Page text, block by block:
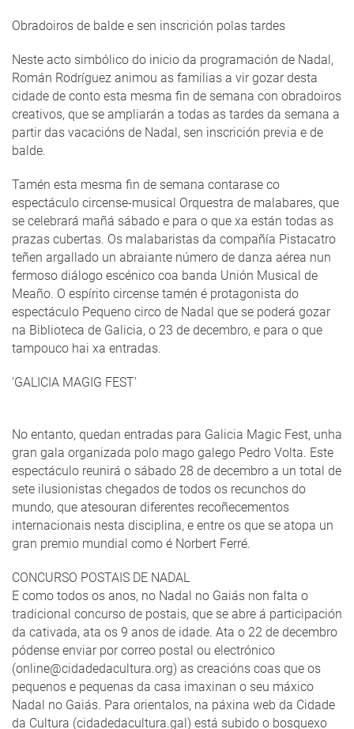
Obradoiros de balde e sen inscrición polas tardes
Neste acto simbólico do inicio da programación de Nadal,
Román Rodríguez animou as familias a vir gozar desta
cidade de conto esta mesma fin de semana con obradoiros
creativos, que se ampliarán a todas as tardes da semana a
partir das vacacións de Nadal, sen inscrición previa e de
balde.
Tamén esta mesma fin de semana contarase co
espectáculo circense-musical Orquestra de malabares, que
se celebrará mañá sábado e para o que xa están todas as
prazas cubertas. Os malabaristas da compañía Pistacatro
teñen argallado un abraiante número de danza aérea nun
fermoso diálogo escénico coa banda Unión Musical de
Meaño. O espírito circense tamén é protagonista do
espectáculo Pequeno circo de Nadal que se poderá gozar
na Biblioteca de Galicia, o 23 de decembro, e para o que
tampouco hai xa entradas.
‘GALICIA MAGIG FEST’
No entanto, quedan entradas para Galicia Magic Fest, unha
gran gala organizada polo mago galego Pedro Volta. Este
espectáculo reunirá o sábado 28 de decembro a un total de
sete ilusionistas chegados de todos os recunchos do
mundo, que atesouran diferentes recoñecementos
internacionais nesta disciplina, e entre os que se atopa un
gran premio mundial como é Norbert Ferré.
CONCURSO POSTAIS DE NADAL
E como todos os anos, no Nadal no Gaiás non falta o
tradicional concurso de postais, que se abre á participación
da cativada, ata os 9 anos de idade. Ata o 22 de decembro
pódense enviar por correo postal ou electrónico
(online@cidadedacultura.org) as creacións coas que os
pequenos e pequenas da casa imaxinan o seu máxico
Nadal no Gaiás. Para orientalos, na páxina web da Cidade
da Cultura (cidadedacultura.gal) está subido o bosquexo